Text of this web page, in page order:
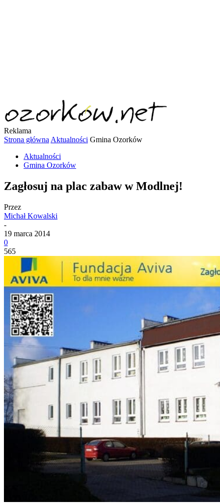
Reklama
Strona główna Aktualności Gmina Ozorków
Aktualności
Gmina Ozorków
Zagłosuj na plac zabaw w Modlnej!
Przez
Michał Kowalski
-
19 marca 2014
0
565